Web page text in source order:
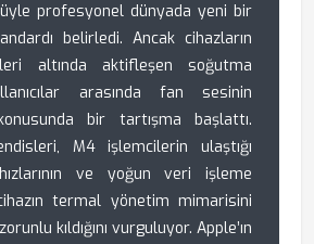
profesyonel dünyada yeni bir
belirledi. Ancak cihazların
altında aktifleşen soğutma
arasında fan sesinin
bir tartışma başlattı.
M4 işlemcilerin ulaştığı
ve yoğun veri işleme
termal yönetim mimarisini
kıldığını vurguluyor. Apple’ın